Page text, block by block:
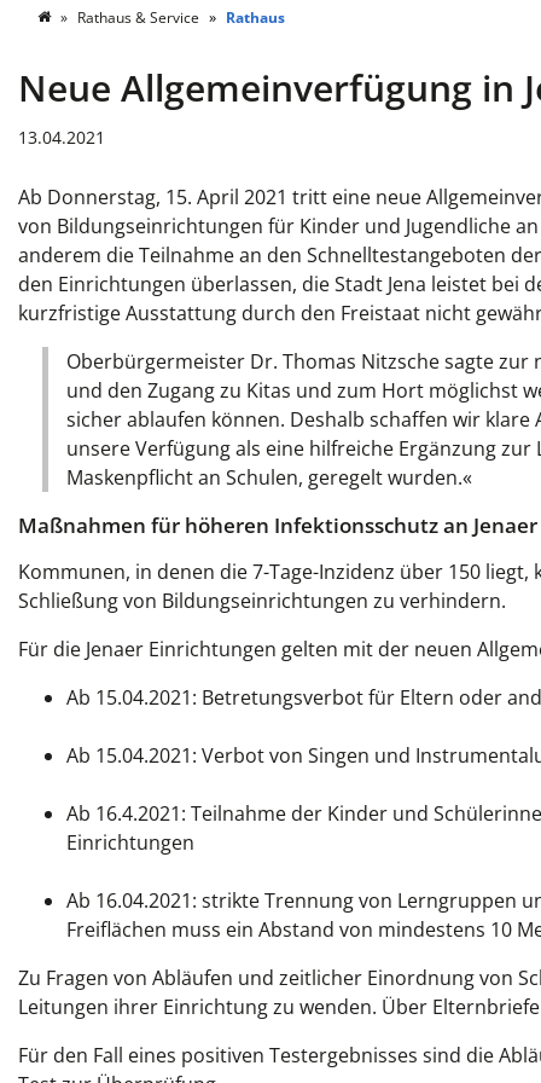
Rathaus & Service Rathaus
Neue Allgemeinverfügung in
13.04.2021
Ab Donnerstag, 15. April 2021 tritt eine neue
von Bildungseinrichtungen für Kinder und Jugendliche
anderem die Teilnahme an den Schnelltestangeboten
den Einrichtungen überlassen, die Stadt Jena leistet
kurzfristige Ausstattung durch den Freistaat nicht
Oberbürgermeister Dr. Thomas Nitzsche sagte zur
und den Zugang zu Kitas und zum Hort möglichst
sicher ablaufen können. Deshalb schaffen wir
unsere Verfügung als eine hilfreiche Ergänzung
Maskenpflicht an Schulen, geregelt wurden.«
Maßnahmen für höheren Infektionsschutz an
Kommunen, in denen die 7-Tage-Inzidenz über 150
Schließung von Bildungseinrichtungen zu verhindern.
Für die Jenaer Einrichtungen gelten mit der neuen
Ab 15.04.2021: Betretungsverbot für Eltern oder
Ab 15.04.2021: Verbot von Singen und
Ab 16.4.2021: Teilnahme der Kinder und
Einrichtungen
Ab 16.04.2021: strikte Trennung von Lerngruppen
Freiflächen muss ein Abstand von mindestens 10
Zu Fragen von Abläufen und zeitlicher Einordnung von
Leitungen ihrer Einrichtung zu wenden. Über
Für den Fall eines positiven Testergebnisses sind die